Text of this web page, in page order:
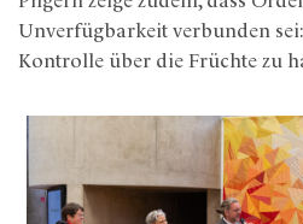
Unverfügbarkeit verbunden
Kontrolle über die Früchte zu